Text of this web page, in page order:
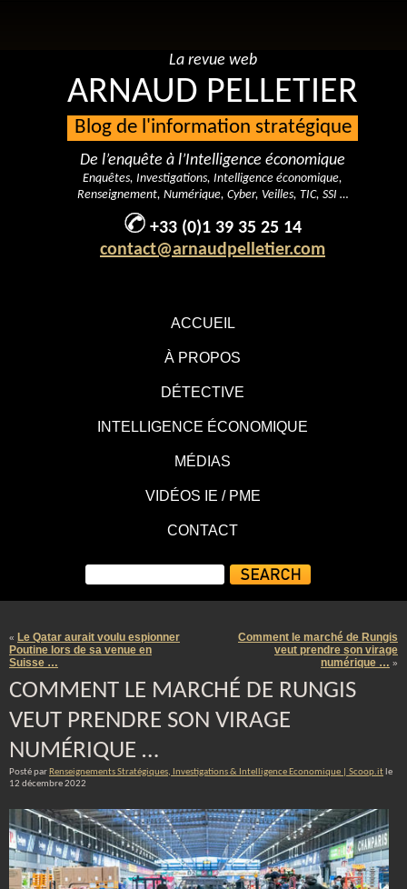
ACCUEIL
À PROPOS
DÉTECTIVE
INTELLIGENCE ÉCONOMIQUE
MÉDIAS
VIDÉOS IE / PME
CONTACT
La revue web
ARNAUD PELLETIER
Blog de l'information stratégique
De l’enquête à l’Intelligence économique
Enquêtes, Investigations, Intelligence économique,
Renseignement, Numérique, Cyber, Veilles, TIC, SSI …
+33 (0)1 39 35 25 14
contact@arnaudpelletier.com
« Le Qatar aurait voulu espionner
Poutine lors de sa venue en
Suisse …
Comment le marché de Rungis
veut prendre son virage
numérique … »
COMMENT LE MARCHÉ DE RUNGIS
VEUT PRENDRE SON VIRAGE
NUMÉRIQUE …
Posté par Renseignements Stratégiques, Investigations & Intelligence Economique | Scoop.it le
12 décembre 2022